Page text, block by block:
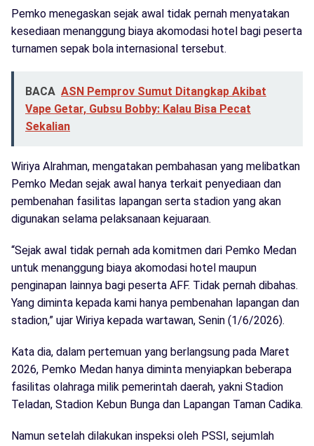
Pemko menegaskan sejak awal tidak pernah menyatakan
kesediaan menanggung biaya akomodasi hotel bagi peserta
turnamen sepak bola internasional tersebut.
BACA ASN Pemprov Sumut Ditangkap Akibat
Vape Getar, Gubsu Bobby: Kalau Bisa Pecat
Sekalian
Wiriya Alrahman, mengatakan pembahasan yang melibatkan
Pemko Medan sejak awal hanya terkait penyediaan dan
pembenahan fasilitas lapangan serta stadion yang akan
digunakan selama pelaksanaan kejuaraan.
“Sejak awal tidak pernah ada komitmen dari Pemko Medan
untuk menanggung biaya akomodasi hotel maupun
penginapan lainnya bagi peserta AFF. Tidak pernah dibahas.
Yang diminta kepada kami hanya pembenahan lapangan dan
stadion,” ujar Wiriya kepada wartawan, Senin (1/6/2026).
Kata dia, dalam pertemuan yang berlangsung pada Maret
2026, Pemko Medan hanya diminta menyiapkan beberapa
fasilitas olahraga milik pemerintah daerah, yakni Stadion
Teladan, Stadion Kebun Bunga dan Lapangan Taman Cadika.
Namun setelah dilakukan inspeksi oleh PSSI, sejumlah